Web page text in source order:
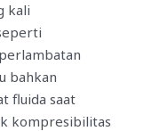
kali
bahkan
fluida saat
kompresibilitas